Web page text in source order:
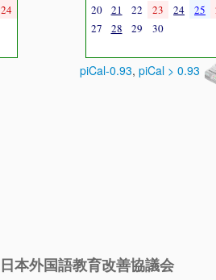
24
20
21 22 23 24 25
27
28 29 30
piCal-0.93, piCal > 0.93
日本外国語教育改善協議会